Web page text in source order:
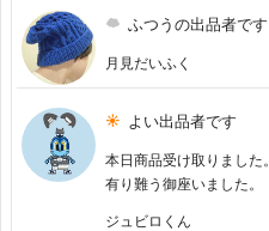
ふつうの出品者です
月見だいふく
よい出品者です
本日商品受け取りました。
有り難う御座いました。
ジュビロくん